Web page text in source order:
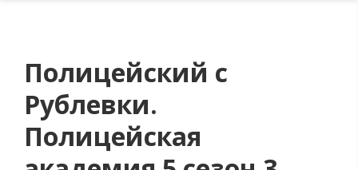
Полицейский с
Рублевки.
Полицейская